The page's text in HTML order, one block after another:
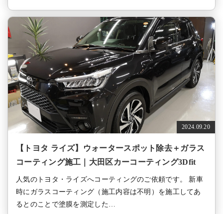
2024.09.20
【トヨタ ライズ】ウォータースポット除去＋ガラス
コーティング施工｜大田区カーコーティング3Dfit
人気のトヨタ・ライズへコーティングのご依頼です。 新車
時にガラスコーティング（施工内容は不明）を施工してあ
るとのことで塗膜を測定した…